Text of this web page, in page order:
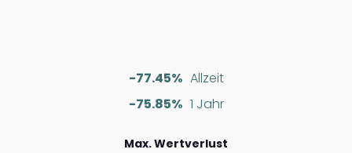
-77.45% Allzeit
-75.85% 1 Jahr
Max. Wertverlust